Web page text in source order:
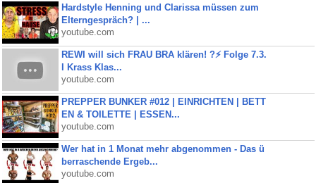
Hardstyle Henning und Clarissa müssen zum
Elterngespräch? | ...
youtube.com
REWI will sich FRAU BRA klären! ?⚡️ Folge 7.3.
I Krass Klas...
youtube.com
PREPPER BUNKER #012 | EINRICHTEN | BETT
EN & TOILETTE | ESSEN...
youtube.com
Wer hat in 1 Monat mehr abgenommen - Das ü
berraschende Ergeb...
youtube.com